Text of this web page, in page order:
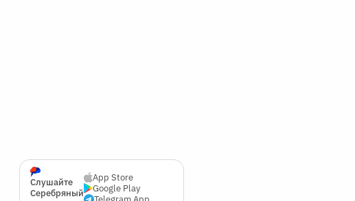
Слушайте
Серебряный
App Store
Google Play